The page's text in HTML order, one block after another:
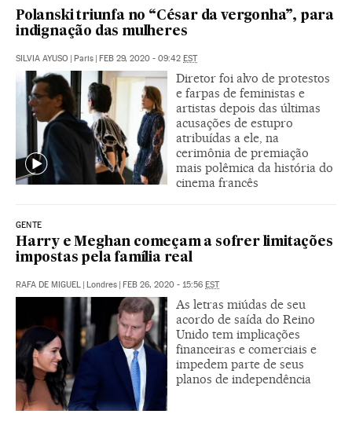
Polanski triunfa no “César da vergonha”, para
indignação das mulheres
SILVIA AYUSO | Paris | FEB 29, 2020 - 09:42 EST
Diretor foi alvo de protestos
e farpas de feministas e
artistas depois das últimas
acusações de estupro
atribuídas a ele, na
cerimônia de premiação
mais polêmica da história do
cinema francês
GENTE
Harry e Meghan começam a sofrer limitações
impostas pela família real
RAFA DE MIGUEL | Londres | FEB 26, 2020 - 15:56 EST
As letras miúdas de seu
acordo de saída do Reino
Unido tem implicações
financeiras e comerciais e
impedem parte de seus
planos de independência